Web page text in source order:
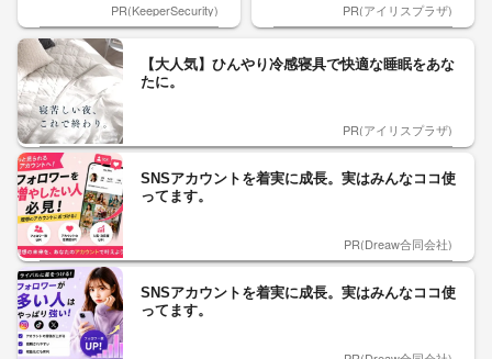
PR(KeeperSecurity) PR(アイリスプラザ)
【大人気】ひんやり冷感寝具で快適な睡眠をあな
たに。
PR(アイリスプラザ)
SNSアカウントを着実に成長。実はみんなココ使
ってます。
PR(Dreaw合同会社)
SNSアカウントを着実に成長。実はみんなココ使
ってます。